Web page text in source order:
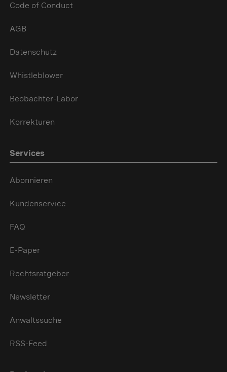
Code of Conduct
AGB
Datenschutz
Whistleblower
Beobachter-Labor
Korrekturen
Services
Abonnieren
Kundenservice
FAQ
E-Paper
Rechtsratgeber
Newsletter
Anwaltssuche
RSS-Feed